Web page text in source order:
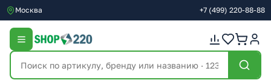
Москва +7 (499) 220-88-88